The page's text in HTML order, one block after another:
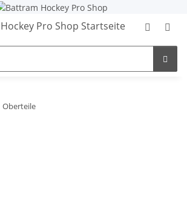
Oberteile